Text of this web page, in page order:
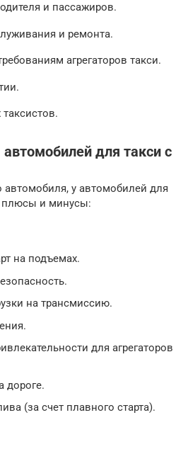
и пассажиров.
и ремонта.
агрегаторов такси.
для такси с
автомобиля, у автомобилей для
плюсы и минусы:
на подъемах.
на трансмиссию.
для агрегаторов
дороге.
(за счет плавного старта).